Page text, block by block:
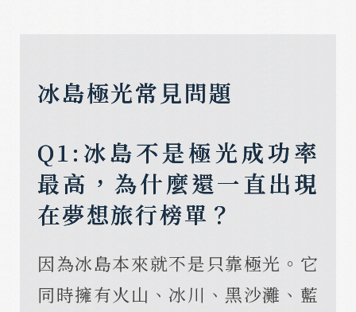
冰島極光常見問題
Q1:冰島不是極光成功率
最高，為什麼還一直出現
在夢想旅行榜單？
因為冰島本來就不是只靠極光。它
同時擁有火山、冰川、黑沙灘、藍